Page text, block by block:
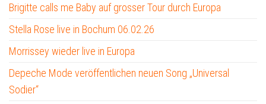
Brigitte calls me Baby auf grosser Tour durch Europa
Stella Rose live in Bochum 06.02.26
Morrissey wieder live in Europa
Depeche Mode veröffentlichen neuen Song „Universal
Sodier“